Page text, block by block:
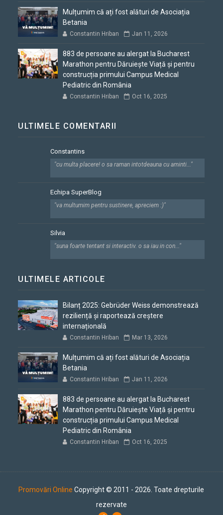
Mulțumim că ați fost alături de Asociația
Betania
Constantin Hriban Jan 11, 2026
883 de persoane au alergat la Bucharest
Marathon pentru Dăruiește Viață și pentru
construcția primului Campus Medical
Pediatric din România
Constantin Hriban Oct 16, 2025
ULTIMELE COMENTARII
Constantins
"cu multa placere! o sa raman intotdeauna cu aminti..."
Echipa SuperBlog
"va multumim pentru sustinere, apreciem :)"
Silvia
"suna foarte tentant si interactiv. o sa iau in con..."
ULTIMELE ARTICOLE
Bilanț 2025: Gebrüder Weiss demonstrează
reziliență și raportează creștere
internațională
Constantin Hriban Mar 13, 2026
Mulțumim că ați fost alături de Asociația
Betania
Constantin Hriban Jan 11, 2026
883 de persoane au alergat la Bucharest
Marathon pentru Dăruiește Viață și pentru
construcția primului Campus Medical
Pediatric din România
Constantin Hriban Oct 16, 2025
Promovări Online Copyright © 2011 - 2026. Toate drepturile
rezervate